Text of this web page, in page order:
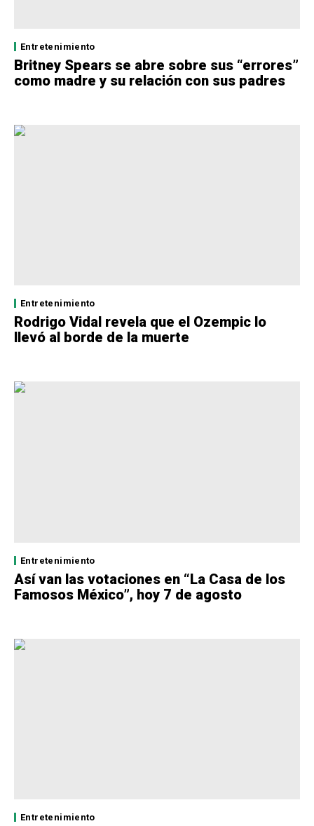
Entretenimiento
Britney Spears se abre sobre sus “errores”
como madre y su relación con sus padres
Entretenimiento
Rodrigo Vidal revela que el Ozempic lo
llevó al borde de la muerte
Entretenimiento
Así van las votaciones en “La Casa de los
Famosos México”, hoy 7 de agosto
Entretenimiento